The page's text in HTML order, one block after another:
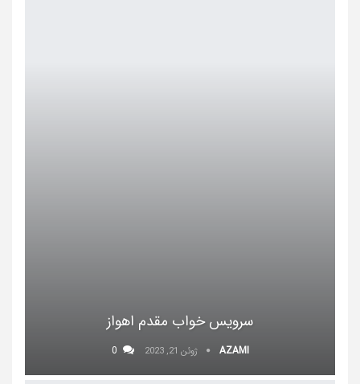
سرویس خواب مقدم اهواز
AZAMI ژوئن 21, 2023